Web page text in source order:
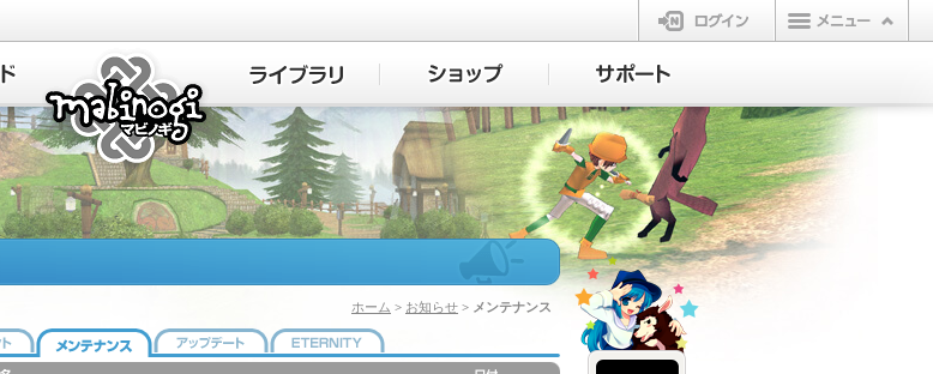
ログイン
マビノギ
ホーム > お知らせ > メンテナンス